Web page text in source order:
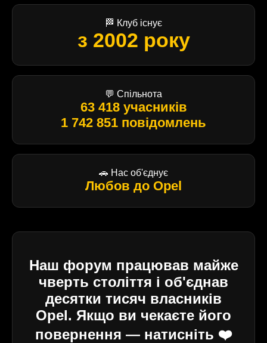
🏁 Клуб існує
з 2002 року
💬 Спільнота
63 418 учасників
1 742 851 повідомлень
🚗 Нас об'єднує
Любов до Opel
Наш форум працював майже
чверть століття і об'єднав
десятки тисяч власників
Opel. Якщо ви чекаєте його
повернення — натисніть ❤️